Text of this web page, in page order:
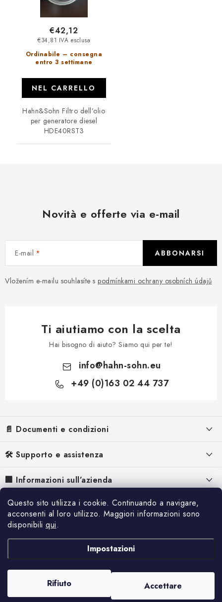
Questo sito utilizza i cookie. Continuando a navigare,
acconsenti al loro utilizzo. Maggiori informazioni sono
disponibili qui.
Impostazioni
Rifiuto Accettare
Ordinabile – consegna
entro 3 settimane
€34,81 IVA esclusa
€42,12
NEL CARRELLO
Hahn&Sohn Filtro dell’olio
per generatore diesel
HDE40RST3
Novità e offerte via e-mail
E-mail
Vložením e-mailu souhlasíte s podmínkami ochrany osobních údajů
ABBONARSI
Ti aiutiamo con la scelta
Hai bisogno di aiuto? Siamo qui per te!
info@hahn-sohn.eu
+49 (0)163 02 44 737
g
i
📄 Documenti e condizioni
Informazioni legali
Informativa sulla Privacy
Informativa sui Cookie
Recesso
Spedizione e pagamento
🛠️ Supporto e assistenza
FAQ – Domande frequenti
Manuali per i deumidificatori
Reclamo
Merce danneggiata durante il trasporto
🏢 Informazioni sull’azienda
Chi siamo
Perché Hahn & Sohn
Contatti
Offerte di lavoro
📰 Ispirazione e contenuti
Referenze
Creato da Shoptet
Copyright 2026 . Tutti i diritti riservati.